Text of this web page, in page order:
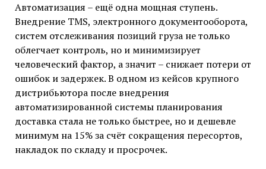
Автоматизация – ещё одна мощная ступень.
Внедрение TMS, электронного документооборота,
систем отслеживания позиций груза не только
облегчает контроль, но и минимизирует
человеческий фактор, а значит – снижает потери от
ошибок и задержек. В одном из кейсов крупного
дистрибьютора после внедрения
автоматизированной системы планирования
доставка стала не только быстрее, но и дешевле
минимум на 15% за счёт сокращения пересортов,
накладок по складу и просрочек.